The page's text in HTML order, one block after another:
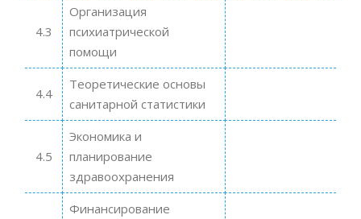
4.3
Организация
психиатрической
помощи
4.4
Теоретические основы
санитарной статистики
4.5
Экономика и
планирование
здравоохранения
Финансирование